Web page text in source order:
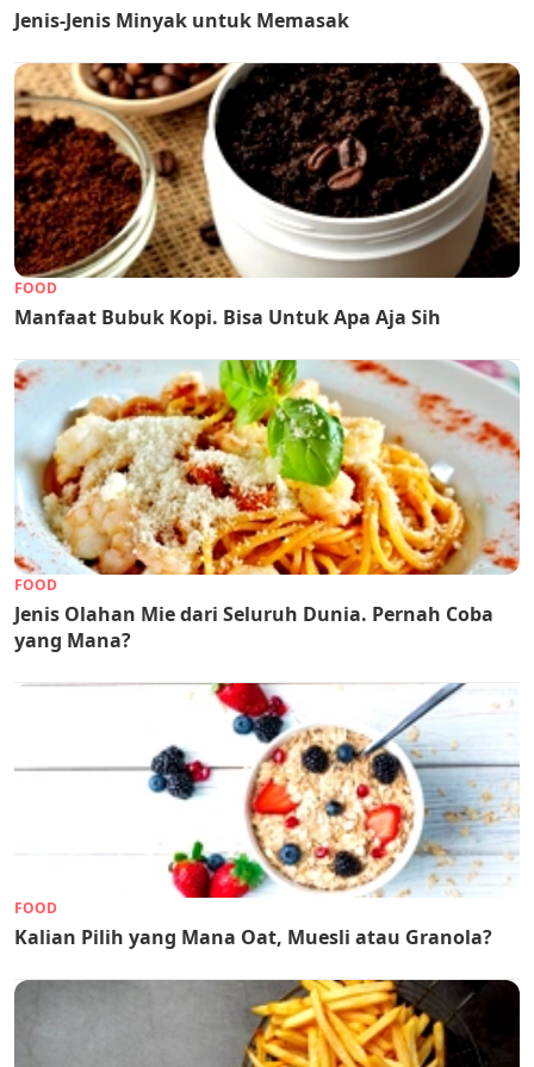
Jenis-Jenis Minyak untuk Memasak
FOOD
Manfaat Bubuk Kopi. Bisa Untuk Apa Aja Sih
FOOD
Jenis Olahan Mie dari Seluruh Dunia. Pernah Coba
yang Mana?
FOOD
Kalian Pilih yang Mana Oat, Muesli atau Granola?